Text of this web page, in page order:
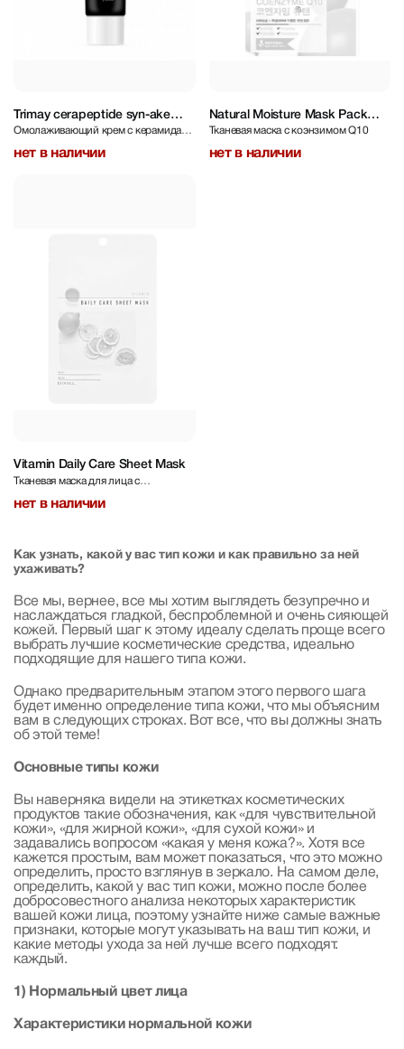
Trimay cerapeptide syn-ake
gold cream
Омолаживающий крем с керамидами
нет в наличии
Natural Moisture Mask Pack
Coenzyme
Тканевая маска с коэнзимом Q10
нет в наличии
Vitamin Daily Care Sheet Mask
Тканевая маска для лица с
нет в наличии
Как узнать, какой у вас тип кожи и как правильно за ней
ухаживать?
Все мы, вернее, все мы хотим выглядеть безупречно и
наслаждаться гладкой, беспроблемной и очень сияющей
кожей. Первый шаг к этому идеалу сделать проще всего
выбрать лучшие косметические средства, идеально
подходящие для нашего типа кожи.
Однако предварительным этапом этого первого шага
будет именно определение типа кожи, что мы объясним
вам в следующих строках. Вот все, что вы должны знать
об этой теме!
Основные типы кожи
Вы наверняка видели на этикетках косметических
продуктов такие обозначения, как «для чувствительной
кожи», «для жирной кожи», «для сухой кожи» и
задавались вопросом «какая у меня кожа?». Хотя все
кажется простым, вам может показаться, что это можно
определить, просто взглянув в зеркало. На самом деле,
определить, какой у вас тип кожи, можно после более
добросовестного анализа некоторых характеристик
вашей кожи лица, поэтому узнайте ниже самые важные
признаки, которые могут указывать на ваш тип кожи, и
какие методы ухода за ней лучше всего подходят.
каждый.
1) Нормальный цвет лица
Характеристики нормальной кожи